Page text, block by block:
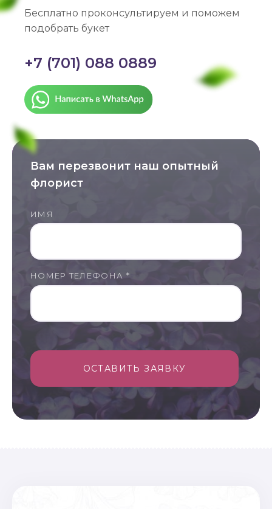
Бесплатно проконсультируем и поможем
подобрать букет
+7 (701) 088 0889
Вам перезвонит наш опытный
флорист
ИМЯ
НОМЕР ТЕЛЕФОНА *
ОСТАВИТЬ ЗАЯВКУ